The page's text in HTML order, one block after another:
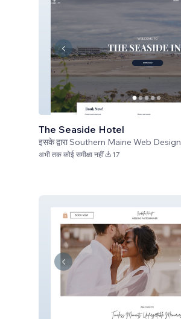
The Seaside Hotel
इसके द्वाराSouthern Maine Web Design
अभी तक कोई समीक्षा नहीं 17